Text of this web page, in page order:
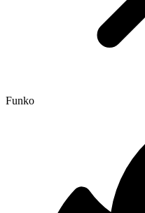
Funko